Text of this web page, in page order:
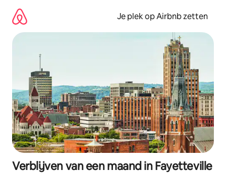
direct
naar
inhoud
Je plek op Airbnb zetten
Verblijven van een maand in Fayetteville